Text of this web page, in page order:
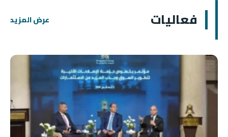
فعاليات عرض المزيد